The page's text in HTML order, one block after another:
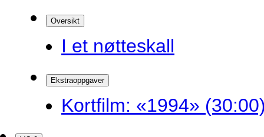
Oversikt
I et nøtteskall
Ekstraoppgaver
Kortfilm: «1994»